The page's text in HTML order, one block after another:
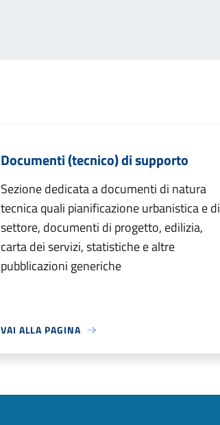
Documenti (tecnico) di supporto
Sezione dedicata a documenti di natura
tecnica quali pianificazione urbanistica e di
settore, documenti di progetto, edilizia,
carta dei servizi, statistiche e altre
pubblicazioni generiche
VAI ALLA PAGINA